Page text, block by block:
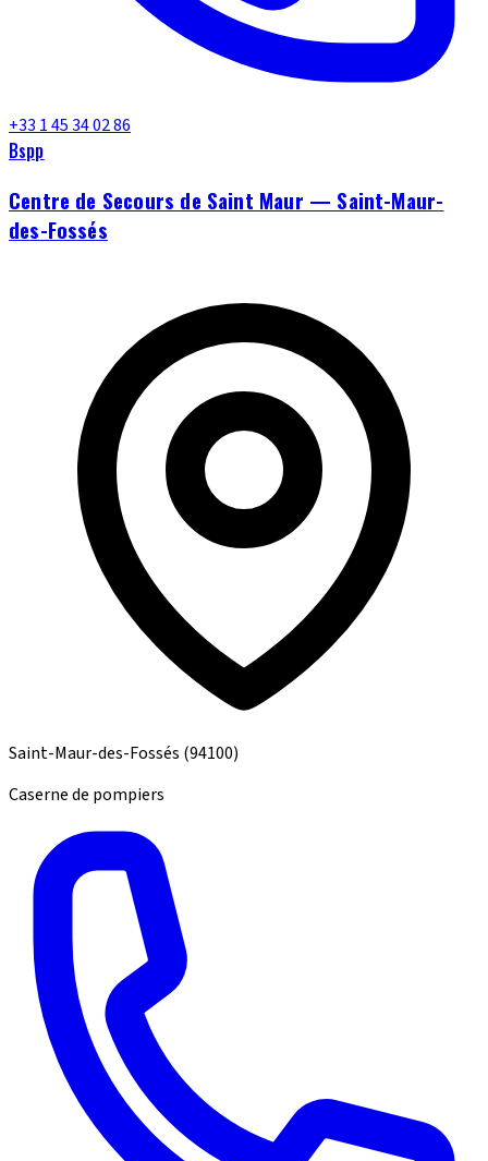
+33 1 45 34 02 86
Bspp
Centre de Secours de Saint Maur — Saint-Maur-
des-Fossés
Saint-Maur-des-Fossés (94100)
Caserne de pompiers